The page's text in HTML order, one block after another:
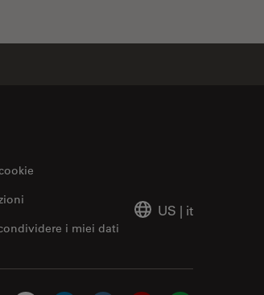
i miei dati
US | it